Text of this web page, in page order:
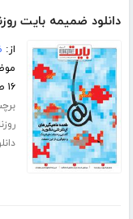
دانلود ضمیمه بایت
از:
۱۶ صفحه